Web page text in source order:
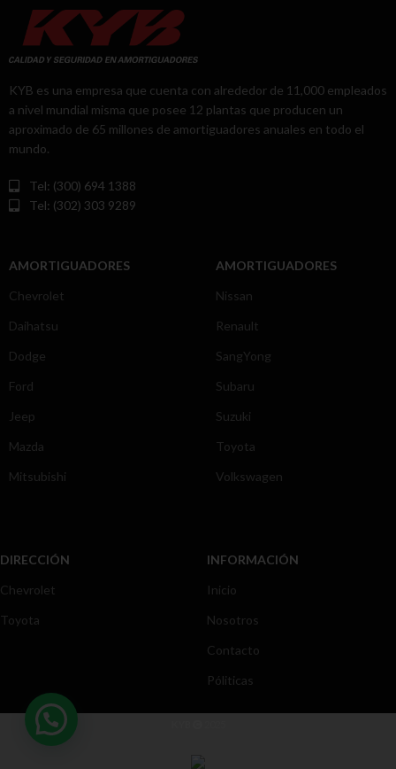
KYB es una empresa que cuenta con alrededor de 11,000 empleados
a nivel mundial misma que posee 12 plantas que producen un
aproximado de 65 millones de amortiguadores anuales en todo el
mundo.
Tel: (300) 694 1388
Tel: (302) 303 9289
AMORTIGUADORES
Chevrolet
Daihatsu
Dodge
Ford
Jeep
Mazda
Mitsubishi
AMORTIGUADORES
Nissan
Renault
SangYong
Subaru
Suzuki
Toyota
Volkswagen
DIRECCIÓN
Chevrolet
Toyota
INFORMACIÓN
Inicio
Nosotros
Contacto
Póliticas